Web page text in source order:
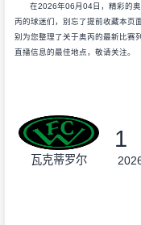
在2026年06月04日，精彩的
丙的球迷们，别忘了提前收藏本页
别为您整理了关于奥丙的最新比赛
直播信息的最佳地点，敬请关注。
瓦克蒂罗尔
1